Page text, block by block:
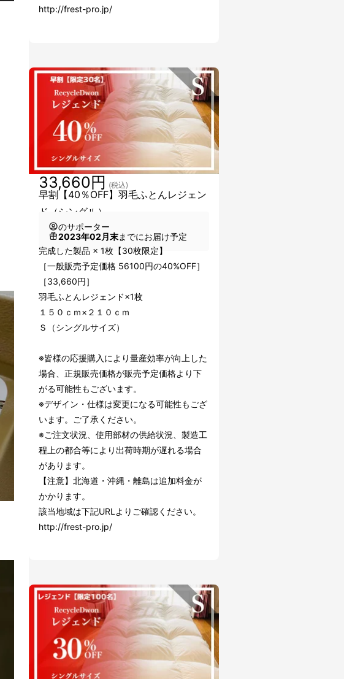
http://frest-pro.jp/
早割【40％OFF】羽毛ふとんレジェン
ド（シングル）
33,660円 (税込)
のサポーター
2023年02月末までにお届け予定
完成した製品 × 1枚【30枚限定】
［一般販売予定価格 56100円の40%OFF］
［33,660円］
羽毛ふとんレジェンド×1枚
１５０ｃｍ×２１０ｃｍ
Ｓ（シングルサイズ）
※皆様の応援購入により量産効率が向上した
場合、正規販売価格が販売予定価格より下
がる可能性もございます。
※デザイン・仕様は変更になる可能性もござ
います。ご了承ください。
※ご注文状況、使用部材の供給状況、製造工
程上の都合等により出荷時期が遅れる場合
があります。
【注意】北海道・沖縄・離島は追加料金が
かかります。
該当地域は下記URLよりご確認ください。
http://frest-pro.jp/